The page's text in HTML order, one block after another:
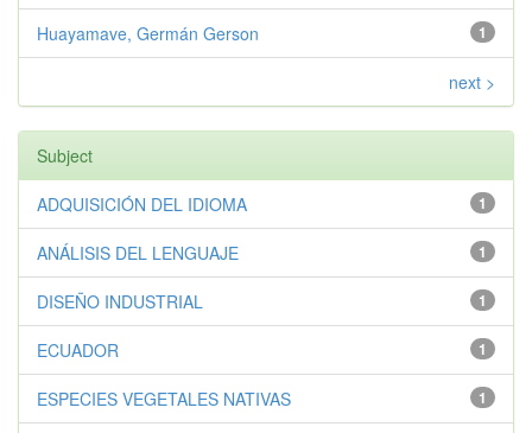
1
Huayamave, Germán Gerson
next >
Subject
1
ADQUISICIÓN DEL IDIOMA
1
ANÁLISIS DEL LENGUAJE
1
DISEÑO INDUSTRIAL
1
ECUADOR
1
ESPECIES VEGETALES NATIVAS